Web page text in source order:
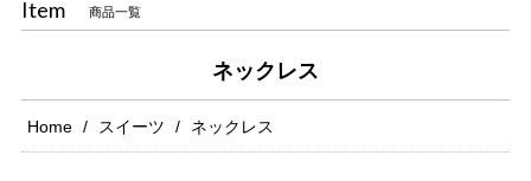
Item 商品一覧
ネックレス
Home スイーツ ネックレス